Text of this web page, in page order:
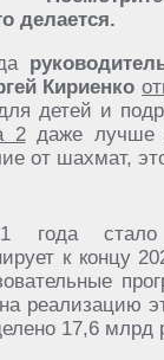
делается.
Кириенко
детей и
2даже лучше
от шахмат,
года стало
к концу
реализацию
17,6 млрд